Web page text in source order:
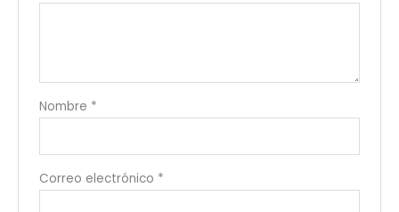
Nombre *
Correo electrónico *